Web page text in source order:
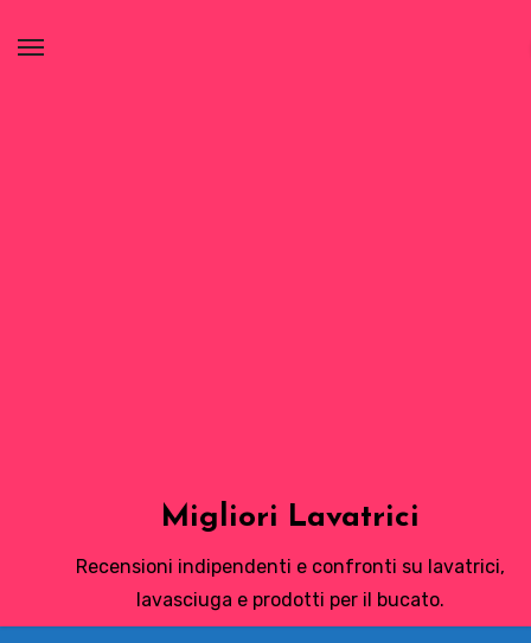
Migliori Lavatrici
Recensioni indipendenti e confronti su lavatrici,
lavasciuga e prodotti per il bucato.